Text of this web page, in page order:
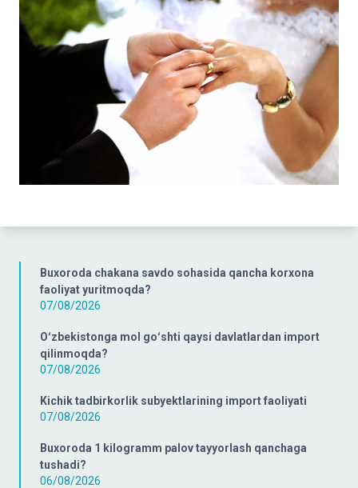
Buxoroda chakana savdo sohasida qancha korxona
faoliyat yuritmoqda?
07/08/2026
Oʻzbekistonga mol goʻshti qaysi davlatlardan import
qilinmoqda?
07/08/2026
Kichik tadbirkorlik subyektlarining import faoliyati
07/08/2026
Buxoroda 1 kilogramm palov tayyorlash qanchaga
tushadi?
06/08/2026